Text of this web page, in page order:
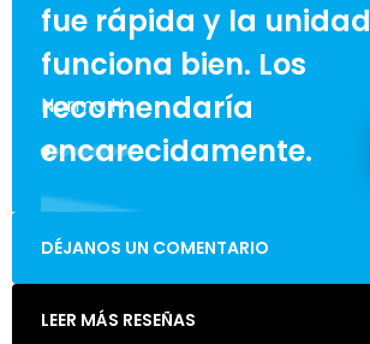
fue rápida y la unidad
funciona bien. Los
recomendaría
encarecidamente.
Norma H.
DÉJANOS UN COMENTARIO
LEER MÁS RESEÑAS